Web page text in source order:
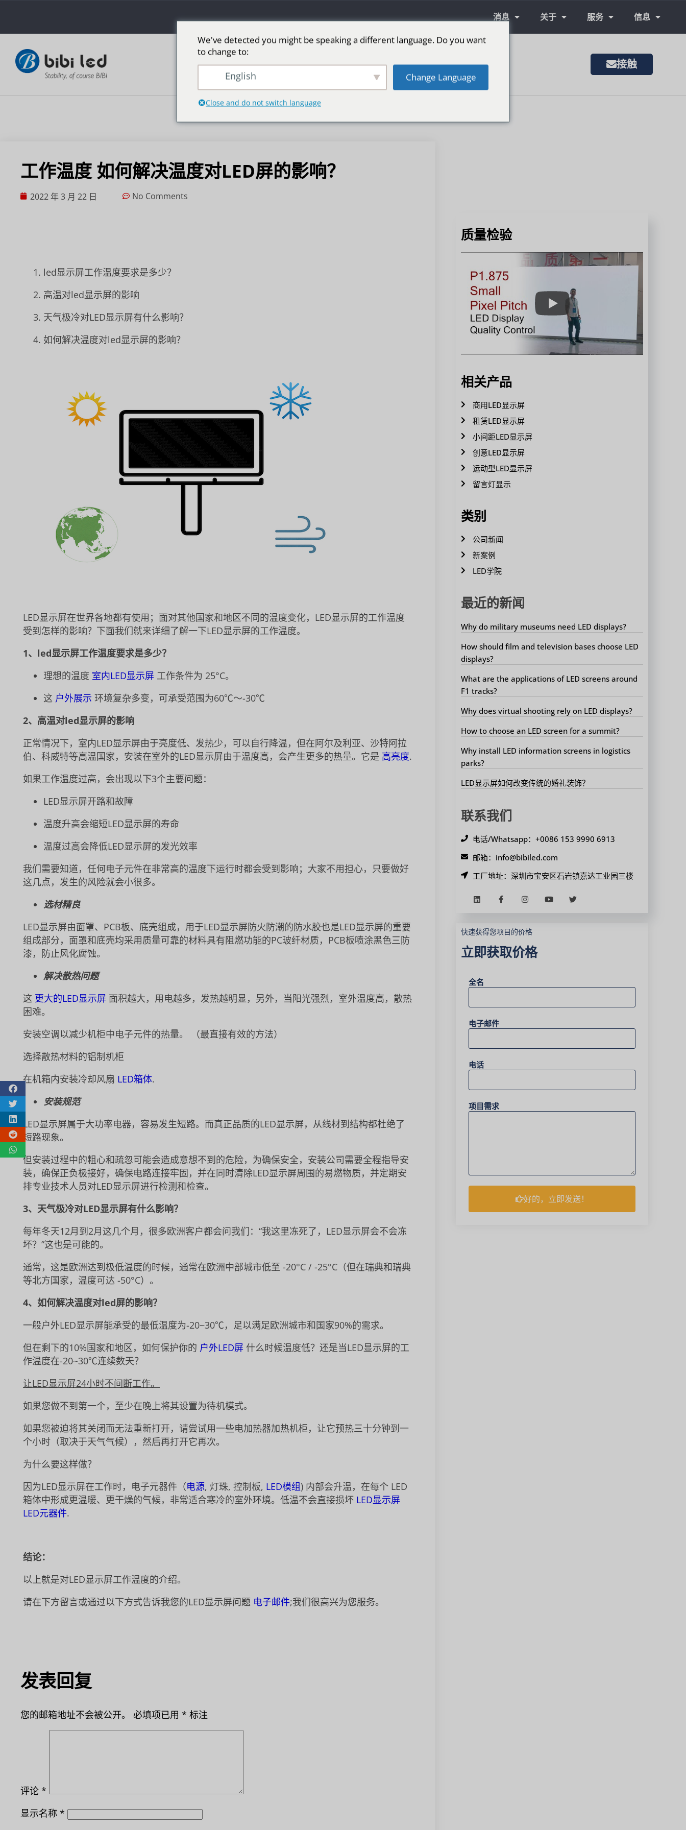
消息 关于 服务 信息
LED广告屏 舞台LED屏 运动 更多市场 接触
工作温度 如何解决温度对LED屏的影响？
2022 年 3 月 22 日 No Comments
led显示屏工作温度要求是多少？
高温对led显示屏的影响
天气极冷对LED显示屏有什么影响？
如何解决温度对led显示屏的影响？
LED显示屏在世界各地都有使用；面对其他国家和地区不同的温度变化，LED显示屏的工作温度
受到怎样的影响？下面我们就来详细了解一下LED显示屏的工作温度。
1、led显示屏工作温度要求是多少？
理想的温度 室内LED显示屏 工作条件为 25°C。
这 户外展示 环境复杂多变，可承受范围为60℃～-30℃
2、高温对led显示屏的影响
正常情况下，室内LED显示屏由于亮度低、发热少，可以自行降温，但在阿尔及利亚、沙特阿拉
伯、科威特等高温国家，安装在室外的LED显示屏由于温度高，会产生更多的热量。它是 高亮度.
如果工作温度过高，会出现以下3个主要问题：
LED显示屏开路和故障
温度升高会缩短LED显示屏的寿命
温度过高会降低LED显示屏的发光效率
我们需要知道，任何电子元件在非常高的温度下运行时都会受到影响；大家不用担心，只要做好
这几点，发生的风险就会小很多。
选材精良
LED显示屏由面罩、PCB板、底壳组成，用于LED显示屏防火防潮的防水胶也是LED显示屏的重要
组成部分，面罩和底壳均采用质量可靠的材料具有阻燃功能的PC玻纤材质，PCB板喷涂黑色三防
漆，防止风化腐蚀。
解决散热问题
这 更大的LED显示屏 面积越大，用电越多，发热越明显，另外，当阳光强烈，室外温度高，散热
困难。
安装空调以减少机柜中电子元件的热量。
（最直接有效的方法）
选择散热材料的铝制机柜
在机箱内安装冷却风扇 LED箱体.
安装规范
LED显示屏属于大功率电器，容易发生短路。而真正品质的LED显示屏，从线材到结构都杜绝了
短路现象。
但安装过程中的粗心和疏忽可能会造成意想不到的危险，为确保安全，安装公司需要全程指导安
装，确保正负极接好，确保电路连接牢固，并在同时清除LED显示屏周围的易燃物质，并定期安
排专业技术人员对LED显示屏进行检测和检查。
3、天气极冷对LED显示屏有什么影响？
每年冬天12月到2月这几个月，很多欧洲客户都会问我们：“我这里冻死了，LED显示屏会不会冻
坏？”这也是可能的。
通常，这是欧洲达到极低温度的时候，通常在欧洲中部城市低至 -20°C / -25°C（但在瑞典和瑞典
等北方国家，温度可达 -50°C）。
4、如何解决温度对led屏的影响？
一般户外LED显示屏能承受的最低温度为-20~30℃，足以满足欧洲城市和国家90%的需求。
但在剩下的10%国家和地区，如何保护你的 户外LED屏 什么时候温度低？还是当LED显示屏的工
作温度在-20~30℃连续数天？
让LED显示屏24小时不间断工作。
如果您做不到第一个，至少在晚上将其设置为待机模式。
如果您被迫将其关闭而无法重新打开，请尝试用一些电加热器加热机柜，让它预热三十分钟到一
个小时（取决于天气气候），然后再打开它再次。
为什么要这样做？
因为LED显示屏在工作时，电子元器件（电源, 灯珠, 控制板, LED模组) 内部会升温，在每个 LED
箱体中形成更温暖、更干燥的气候，非常适合寒冷的室外环境。低温不会直接损坏 LED显示屏
LED元器件.
结论：
以上就是对LED显示屏工作温度的介绍。
请在下方留言或通过以下方式告诉我您的LED显示屏问题 电子邮件;我们很高兴为您服务。
发表回复
您的邮箱地址不会被公开。 必填项已用 * 标注
评论 *
显示名称 *
质量检验
相关产品
商用LED显示屏
租赁LED显示屏
小间距LED显示屏
创意LED显示屏
运动型LED显示屏
留言灯显示
类别
公司新闻
新案例
LED学院
最近的新闻
Why do military museums need LED displays?
How should film and television bases choose LED
displays?
What are the applications of LED screens around
F1 tracks?
Why does virtual shooting rely on LED displays?
How to choose an LED screen for a summit?
Why install LED information screens in logistics
parks?
LED显示屏如何改变传统的婚礼装饰？
联系我们
电话/Whatsapp：+0086 153 9990 6913
邮箱：info@bibiled.com
工厂地址：深圳市宝安区石岩镇嘉达工业园三楼
快速获得您项目的价格
立即获取价格
全名
电子邮件
电话
项目需求
好的，立即发送！
We've detected you might be speaking a different language. Do you want
to change to:
English Change Language
Close and do not switch language